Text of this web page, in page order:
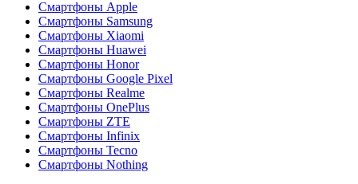
Смартфоны Apple
Смартфоны Samsung
Смартфоны Xiaomi
Смартфоны Huawei
Смартфоны Honor
Смартфоны Google Pixel
Смартфоны Realme
Смартфоны OnePlus
Смартфоны ZTE
Смартфоны Infinix
Смартфоны Tecno
Смартфоны Nothing